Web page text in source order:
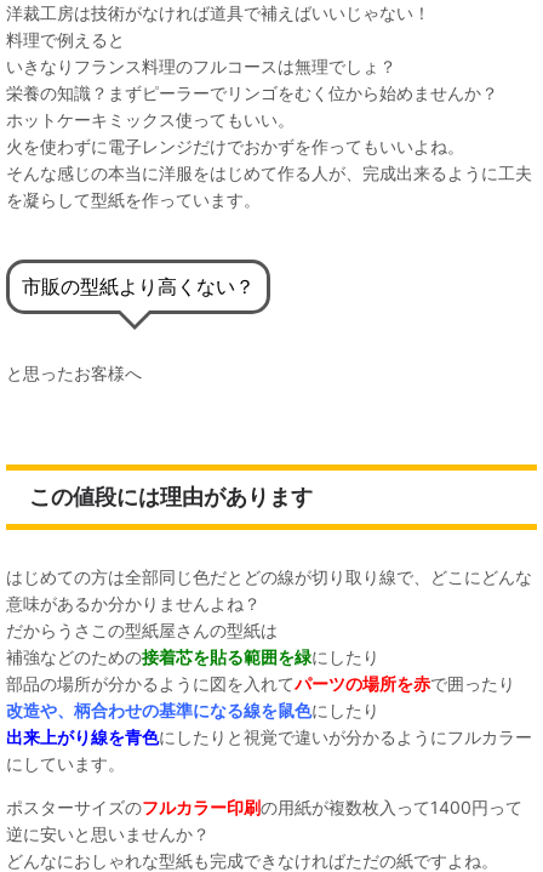
洋裁工房は技術がなければ道具で補えばいいじゃない！
料理で例えると
いきなりフランス料理のフルコースは無理でしょ？
栄養の知識？まずピーラーでリンゴをむく位から始めませんか？
ホットケーキミックス使ってもいい。
火を使わずに電子レンジだけでおかずを作ってもいいよね。
そんな感じの本当に洋服をはじめて作る人が、完成出来るように工夫
を凝らして型紙を作っています。
市販の型紙より高くない？
と思ったお客様へ
この値段には理由があります
はじめての方は全部同じ色だとどの線が切り取り線で、どこにどんな
意味があるか分かりませんよね？
だからうさこの型紙屋さんの型紙は
補強などのための接着芯を貼る範囲を緑にしたり
部品の場所が分かるように図を入れてパーツの場所を赤で囲ったり
改造や、柄合わせの基準になる線を鼠色にしたり
出来上がり線を青色にしたりと視覚で違いが分かるようにフルカラー
にしています。
ポスターサイズのフルカラー印刷の用紙が複数枚入って1400円って
逆に安いと思いませんか？
どんなにおしゃれな型紙も完成できなければただの紙ですよね。